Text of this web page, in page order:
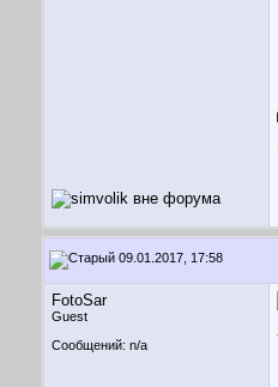
09.01.2017, 17:58
FotoSar
Guest
Сообщений: n/a